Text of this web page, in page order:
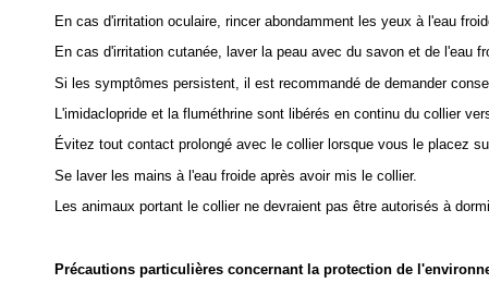
En cas d'irritation oculaire, rincer abondamment les yeux à l'eau
En cas d'irritation cutanée, laver la peau avec du savon et de l'eau
Si les symptômes persistent, il est recommandé de demander
L'imidaclopride et la fluméthrine sont libérés en continu du collier
Évitez tout contact prolongé avec le collier lorsque vous le placez
Se laver les mains à l'eau froide après avoir mis le collier.
Les animaux portant le collier ne devraient pas être autorisés à
Précautions particulières concernant la protection de